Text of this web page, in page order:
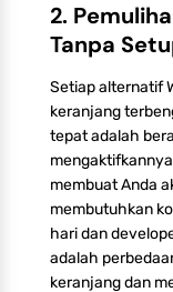
2.
Tanpa
Setiap alternatif
keranjang
tepat adalah
membuat Anda
membutuhkan
hari dan
adalah
keranjang dan